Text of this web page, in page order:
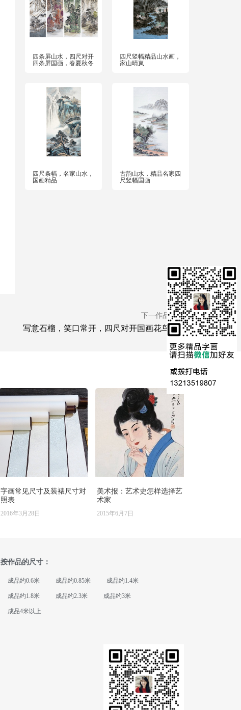
四条屏山水，四尺对开
四条屏国画，春夏秋冬
四尺竖幅精品山水画，
家山晴岚
四尺条幅，名家山水，
国画精品
古韵山水，精品名家四
尺竖幅国画
下一作品
写意石榴，笑口常开，四尺对开国画花鸟
字画常见尺寸及装裱尺寸对
照表
2016年3月28日
美术报：艺术史怎样选择艺
术家
2015年6月7日
按作品的尺寸：
成品约0.6米 成品约0.85米 成品约1.4米
成品约1.8米 成品约2.3米 成品约3米
成品4米以上